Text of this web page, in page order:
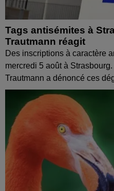
Tags antisémites à
Trautmann réagit
Des inscriptions à caractère
mercredi 5 août à
Trautmann a dénoncé ces